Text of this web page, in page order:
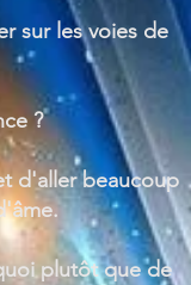
sur les voies de
?
d'aller beaucoup
plutôt que de